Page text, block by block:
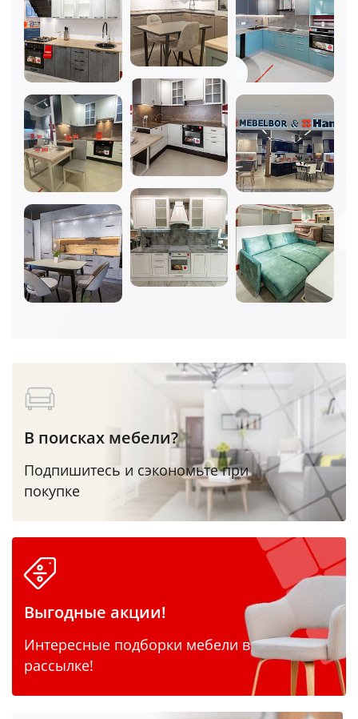
В поисках мебели?
Подпишитесь и сэкономьте при
покупке
Выгодные акции!
Интересные подборки мебели в
рассылке!